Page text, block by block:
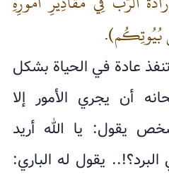
بُيُوتِكُم).
تنفذ عادة في الحياة بشكل
أن يجري الأمور إلا
يقول: يا الله أريد
يقول له الباري: